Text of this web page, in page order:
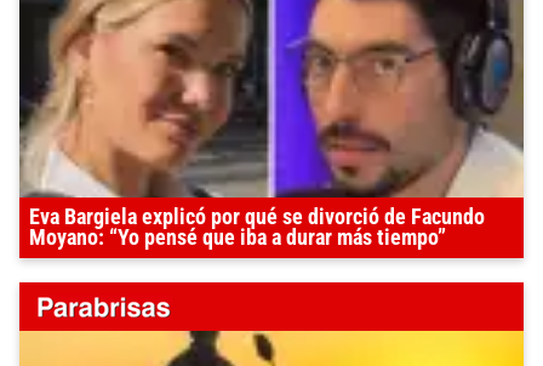
Eva Bargiela explicó por qué se divorció de Facundo
Moyano: “Yo pensé que iba a durar más tiempo”